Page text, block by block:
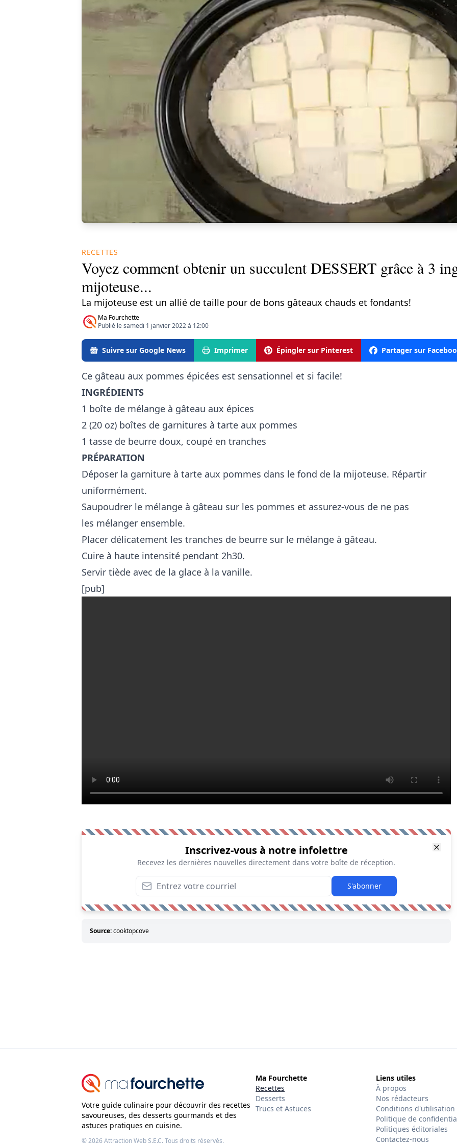
RECETTES
Voyez comment obtenir un succulent DESSERT grâce à 3
mijoteuse...
La mijoteuse est un allié de taille pour de bons gâteaux chauds et fondants!
Ma Fourchette
Publié le samedi 1 janvier 2022 à 12:00
Suivre sur Google News Imprimer Épingler sur Pinterest Partager sur
Ce gâteau aux pommes épicées est sensationnel et si facile!
INGRÉDIENTS
1 boîte de mélange à gâteau aux épices
2 (20 oz) boîtes de garnitures à tarte aux pommes
1 tasse de beurre doux, coupé en tranches
PRÉPARATION
Déposer la garniture à tarte aux pommes dans le fond de la mijoteuse. Répartir
uniformément.
Saupoudrer le mélange à gâteau sur les pommes et assurez-vous de ne pas
les mélanger ensemble.
Placer délicatement les tranches de beurre sur le mélange à gâteau.
Cuire à haute intensité pendant 2h30.
Servir tiède avec de la glace à la vanille.
[pub]
Inscrivez-vous à notre infolettre
Recevez les dernières nouvelles directement dans votre boîte de réception.
S'abonner
Source:cooktopcove
Votre guide culinaire pour découvrir des recettes
savoureuses, des desserts gourmands et des
astuces pratiques en cuisine.
© 2026Attraction Web S.E.C.Tous droits réservés.
Ma Fourchette
Recettes
Desserts
Trucs et Astuces
Liens utiles
À propos
Nos rédacteurs
Conditions d'utilisation
Politique de
Politiques éditoriales
Contactez-nous